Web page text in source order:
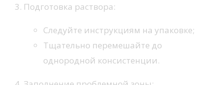
Подготовка раствора:
Следуйте инструкциям на упаковке;
Тщательно перемешайте до
однородной консистенции.